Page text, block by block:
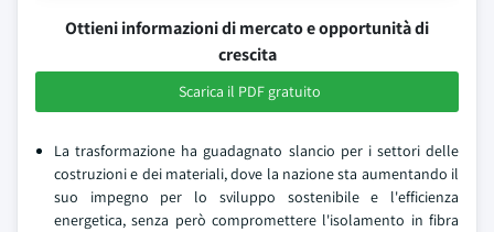
Ottieni informazioni di mercato e opportunità di
crescita
Scarica il PDF gratuito
La trasformazione ha guadagnato slancio per i settori delle
costruzioni e dei materiali, dove la nazione sta aumentando il
suo impegno per lo sviluppo sostenibile e l'efficienza
energetica, senza però compromettere l'isolamento in fibra